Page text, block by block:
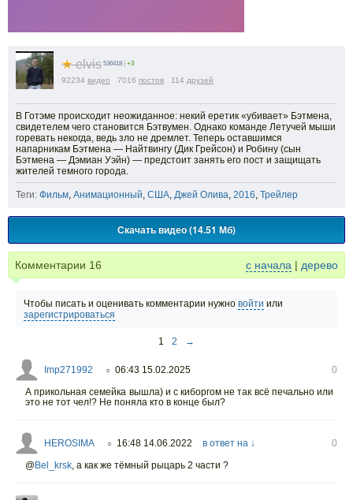
★elvis 536418 +3
92234 видео 7016 постов 114 друзей
В Готэме происходит неожиданное: некий еретик «убивает» Бэтмена,
свидетелем чего становится Бэтвумен. Однако команде Летучей мыши
горевать некогда, ведь зло не дремлет. Теперь оставшимся
напарникам Бэтмена — Найтвингу (Дик Грейсон) и Робину (сын
Бэтмена — Дэмиан Уэйн) — предстоит занять его пост и защищать
жителей темного города.
Теги: Фильм, Анимационный, США, Джей Олива, 2016, Трейлер
Скачать видео (14.51 Мб)
Комментарии 16 с начала | дерево
Чтобы писать и оценивать комментарии нужно войти или
зарегистрироваться
1 2 →
Imp271992 ○ 06:43 15.02.2025
0
А прикольная семейка вышла) и с киборгом не так всё печально или
это не тот чел!? Не поняла кто в конце был?
HEROSIMA ○ 16:48 14.06.2022 в ответ на ↓
0
@Bel_krsk, а как же тёмный рыцарь 2 части ?